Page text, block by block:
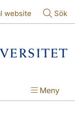
website Sök
Meny